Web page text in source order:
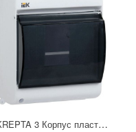
KREPTA 3 Корпус пластиковый КМПн 2/4 IP30 белый IEK